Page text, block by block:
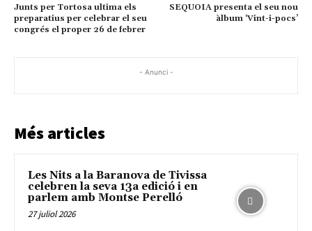
Junts per Tortosa ultima els
preparatius per celebrar el seu
congrés el proper 26 de febrer
SEQUOIA presenta el seu nou
àlbum ‘Vint-i-pocs’
- Anunci -
Més articles
Les Nits a la Baranova de Tivissa
celebren la seva 13a edició i en
parlem amb Montse Perelló
27 juliol 2026